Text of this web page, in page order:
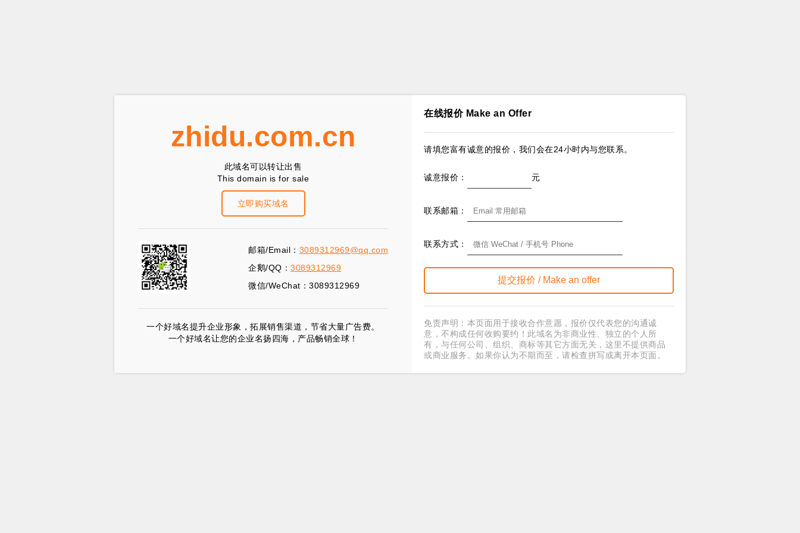
zhidu.com.cn
此域名可以转让出售
This domain is for sale
立即购买域名
邮箱/Email： 3089312969@qq.com
企鹅/QQ： 3089312969
微信/WeChat：3089312969
一个好域名提升企业形象，拓展销售渠道，节省大量广告费。
一个好域名让您的企业名扬四海，产品畅销全球！
在线报价 Make an Offer
请填您富有诚意的报价，我们会在24小时内与您联系。
诚意报价： 元
联系邮箱：
联系方式：
免责声明：本页面用于接收合作意愿，报价仅代表您的沟通诚
意，不构成任何收购要约！此域名为非商业性、独立的个人所
有，与任何公司、组织、商标等其它方面无关，这里不提供商品
或商业服务。如果你认为不期而至，请检查拼写或离开本页面。